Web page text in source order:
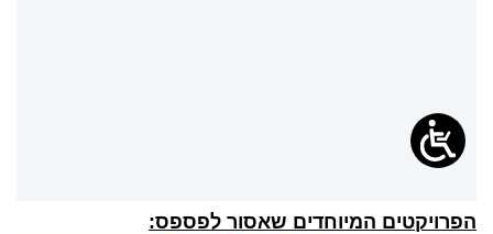
הפרויקטים המיוחדים שאסור לפספס: